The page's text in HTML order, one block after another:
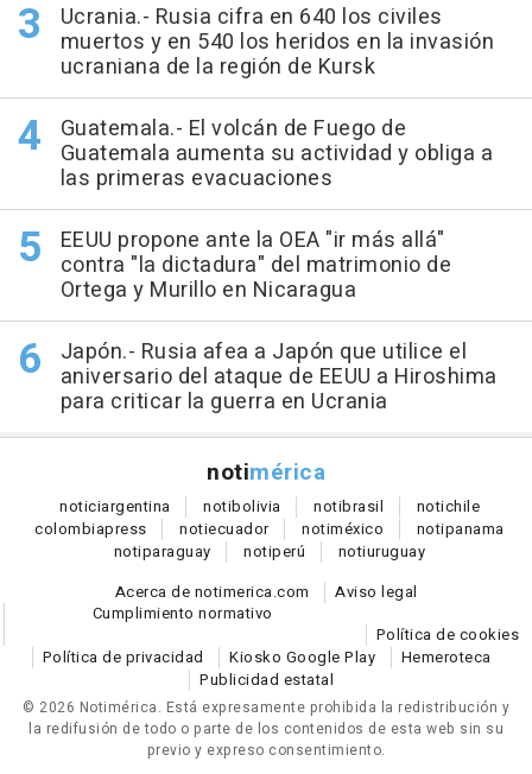
Ucrania.- Rusia cifra en 640 los civiles
muertos y en 540 los heridos en la invasión
ucraniana de la región de Kursk
Guatemala.- El volcán de Fuego de
Guatemala aumenta su actividad y obliga a
las primeras evacuaciones
EEUU propone ante la OEA "ir más allá"
contra "la dictadura" del matrimonio de
Ortega y Murillo en Nicaragua
Japón.- Rusia afea a Japón que utilice el
aniversario del ataque de EEUU a Hiroshima
para criticar la guerra en Ucrania
notimérica
noticiargentina notibolivia notibrasil notichile
colombiapress notiecuador notiméxico notipanama
notiparaguay notiperú notiuruguay
Acerca de notimerica.com
Aviso legal
Cumplimiento normativo
Política de cookies
Política de privacidad
Kiosko Google Play
Hemeroteca
Publicidad estatal
© 2026 Notimérica. Está expresamente prohibida la redistribución y
la redifusión de todo o parte de los contenidos de esta web sin su
previo y expreso consentimiento.